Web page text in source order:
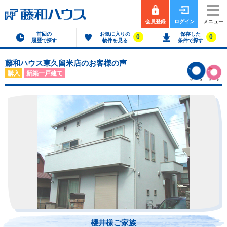
会員登録 ログイン メニュー
前回の
履歴で探す
お気に入りの
物件を見る
0
保存した
条件で探す
0
藤和ハウス東久留米店のお客様の声
購入 新築一戸建て
櫻井様ご家族